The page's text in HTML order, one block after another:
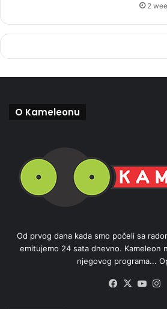
2
O Kameleonu
Od prvog dana kada smo počeli sa
emitujemo 24 sata dnevno. Kameleon
njegovog programa...
Facebook
X